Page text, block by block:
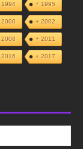
1994 + 1995
2000 + 2002
2008 + 2011
2016 + 2017